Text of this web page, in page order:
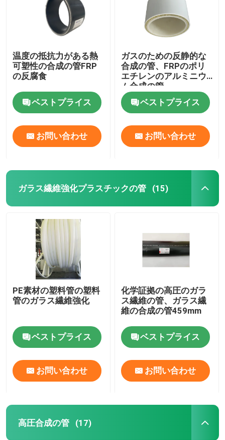
温度の抵抗力がある熱
可塑性の合成の管FRP
の反腐食
ベストプライス
お問い合わせ
ガスのための反静的な
合成の管、FRPのポリ
エチレンのアルミニウ
ム合成の管
ベストプライス
お問い合わせ
ガラス繊維強化プラスチックの管 (15)
PE素材の塑料管の塑料
管のガラス繊維強化
ベストプライス
お問い合わせ
化学証拠の高圧のガラ
ス繊維の管、ガラス繊
維の合成の管459mm
ベストプライス
お問い合わせ
高圧合成の管 (17)